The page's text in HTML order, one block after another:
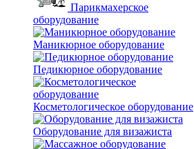
Парикмахерское
оборудование
Маникюрное оборудование
Педикюрное оборудование
Косметологическое оборудование
Оборудование для визажиста